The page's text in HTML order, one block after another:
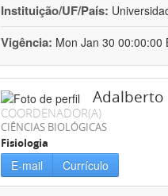
Instituição/UF/País:
Vigência: Mon Jan 30 00:00:00
Adalberto
COORDENADOR(A)
CIÊNCIAS BIOLÓGICAS
Fisiologia
E-mail Currículo